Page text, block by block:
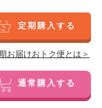
定期購入する
お届けおトク便とは＞
通常購入する